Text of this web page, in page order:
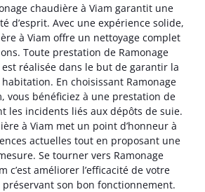
chaudière à Viam garantit une
d’esprit. Avec une expérience solide,
à Viam offre un nettoyage complet
Toute prestation de Ramonage
réalisée dans le but de garantir la
En choisissant Ramonage
vous bénéficiez à une prestation de
les incidents liés aux dépôts de suie.
à Viam met un point d’honneur à
actuelles tout en proposant une
Se tourner vers Ramonage
c’est améliorer l’efficacité de votre
son bon fonctionnement.